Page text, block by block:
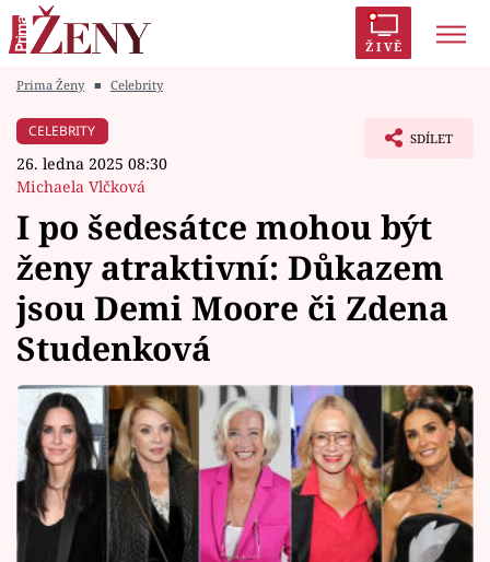
ŽIVĚ
Módní alarm
Témata
Celebrity
Vztahy
Seriály
Horoskopy
Sledujte prima+
Prima Ženy ■ Celebrity
CELEBRITY
26. ledna 2025 08:30
Michaela Vlčková
SDÍLET
I po šedesátce mohou být
ženy atraktivní: Důkazem
jsou Demi Moore či Zdena
Studenková